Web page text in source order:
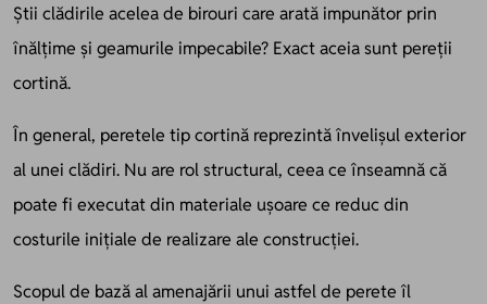
Știi clădirile acelea de birouri care arată impunător prin
înălțime și geamurile impecabile? Exact aceia sunt pereții
cortină.
În general, peretele tip cortină reprezintă învelișul exterior
al unei clădiri. Nu are rol structural, ceea ce înseamnă că
poate fi executat din materiale ușoare ce reduc din
costurile inițiale de realizare ale construcției.
Scopul de bază al amenajării unui astfel de perete îl